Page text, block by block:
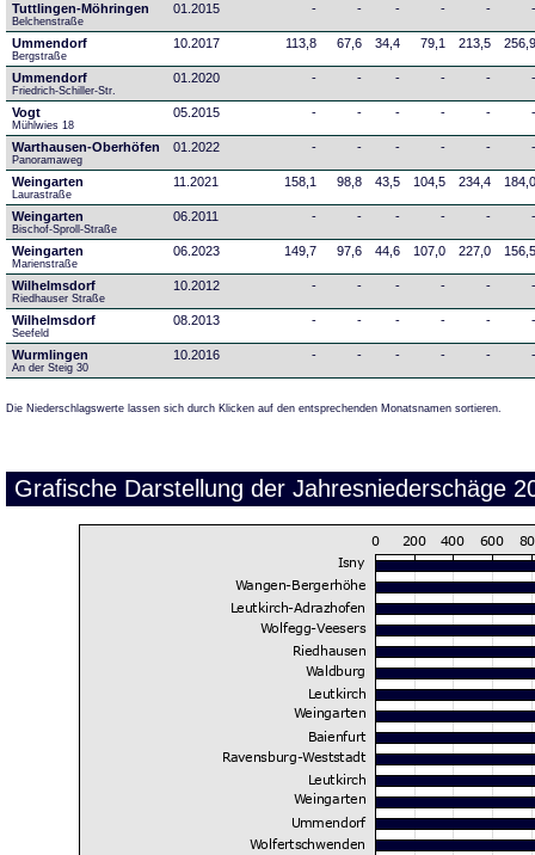
Tuttlingen-Möhringen
Belchenstraße
01.2015 - - - - -
Ummendorf
Bergstraße
10.2017 113,8 67,6 34,4 79,1 213,5
Ummendorf
Friedrich-Schiller-Str.
01.2020 - - - - -
Vogt
Mühlwies 18
05.2015 - - - - -
Warthausen-Oberhöfen
Panoramaweg
01.2022 - - - - -
Weingarten
Laurastraße
11.2021 158,1 98,8 43,5 104,5 234,4
Weingarten
Bischof-Sproll-Straße
06.2011 - - - - -
Weingarten
Marienstraße
06.2023 149,7 97,6 44,6 107,0 227,0
Wilhelmsdorf
Riedhauser Straße
10.2012 - - - - -
Wilhelmsdorf
Seefeld
08.2013 - - - - -
Wurmlingen
An der Steig 30
10.2016 - - - - -
Die Niederschlagswerte lassen sich durch Klicken auf den entsprechenden Monatsnamen sortieren.
Grafische Darstellung der Jahresniederschäge